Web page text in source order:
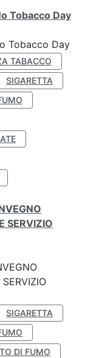
Tobacco Day
Tobacco Day
TABACCO
SIGARETTA
SERVIZIO
SIGARETTA
DI FUMO